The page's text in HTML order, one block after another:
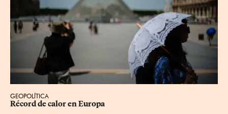
GEOPOLÍTICA
Récord de calor en Europa